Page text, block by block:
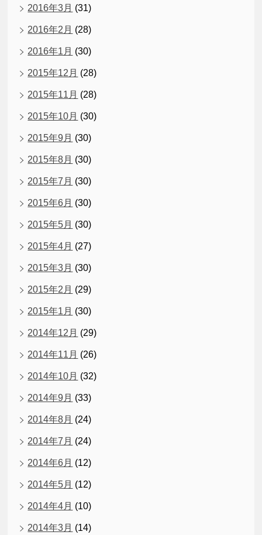
2016年3月 (31)
2016年2月 (28)
2016年1月 (30)
2015年12月 (28)
2015年11月 (28)
2015年10月 (30)
2015年9月 (30)
2015年8月 (30)
2015年7月 (30)
2015年6月 (30)
2015年5月 (30)
2015年4月 (27)
2015年3月 (30)
2015年2月 (29)
2015年1月 (30)
2014年12月 (29)
2014年11月 (26)
2014年10月 (32)
2014年9月 (33)
2014年8月 (24)
2014年7月 (24)
2014年6月 (12)
2014年5月 (12)
2014年4月 (10)
2014年3月 (14)